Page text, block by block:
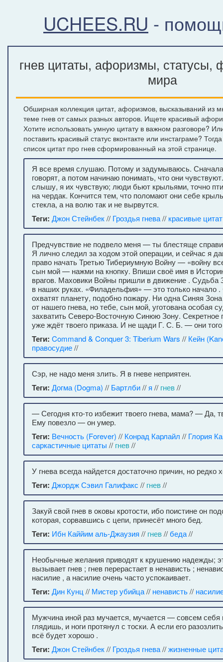
UCHEES.RU -
гнев цитаты, афоризмы, статусы,
мира
Обширная коллекция цитат, афоризмов, высказываний из
теме гнев от самых разных авторов. Ищете красивый
Хотите использовать умную цитату в важном разговоре?
поставить красивый статус вконтакте или инстаграме?
список цитат про гнев сформированный на этой странице.
Я все время слушаю. Потому и задумываюсь.
говорят, а потом начинаю понимать, что они
слышу, я их чувствую; люди бьют крыльями, точно
на чердак. Кончится тем, что поломают они себе
стекла, а на волю так и не вырвутся.
Теги: Джон Стейнбек// Гроздья гнева// красивые
Предчувствие не подвело меня — ты блестяще
Я лично следил за ходом этой операции, и сейчас я
право начать Третью Тибериумную Войну — «войну
сын мой — нажми на кнопку. Впиши своё имя в
врагов. Маховики Войны пришли в движение . Судьба
в наших руках. «Филадельфия» — это только начало
охватят планету, подобно пожару. Ни одна Синяя Зона
от нашего гнева, но тебе, сын мой, уготована особая
захватить Северо-Восточную Синюю Зону. Секретное
уже ждёт твоего приказа. И не щади Г. С. Б. — они
Теги: Command & Conquer 3: Tiberium Wars // Кейн
правосудие//
Сэр, не надо меня злить. Я в гневе неприятен.
Теги: Догма (Dogma) // Бартлби//я // гнев//
— Сегодня кто-то избежит твоего гнева, мама? — Да,
Ему повезло — он умер.
Теги: Вечность (Forever) // Конрад Карлайл // Глория
саркастичные цитаты // гнев//
У гнева всегда найдется достаточно причин, но редко
Теги: Джордж Сэвил Галифакс // гнев//
Закуй свой гнев в оковы кротости, ибо поистине он
которая, сорвавшись с цепи, принесёт много бед.
Теги: Ибн Каййим аль-Джаузия // гнев//беда//
Необычные желания приводят к крушению надежды;
вызывает гнев ; гнев перерастает в ненависть ;
насилие , а насилие очень часто успокаивает.
Теги: Дин Кунц // Мистер убийца// ненависть//
Мужчина иной раз мучается, мучается — совсем себя
глядишь, и ноги протянул с тоски. А если его
всё будет хорошо .
Теги: Джон Стейнбек// Гроздья гнева//жизненные